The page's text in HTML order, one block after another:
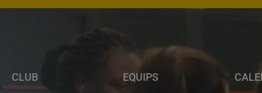
CLUB EQUIPS